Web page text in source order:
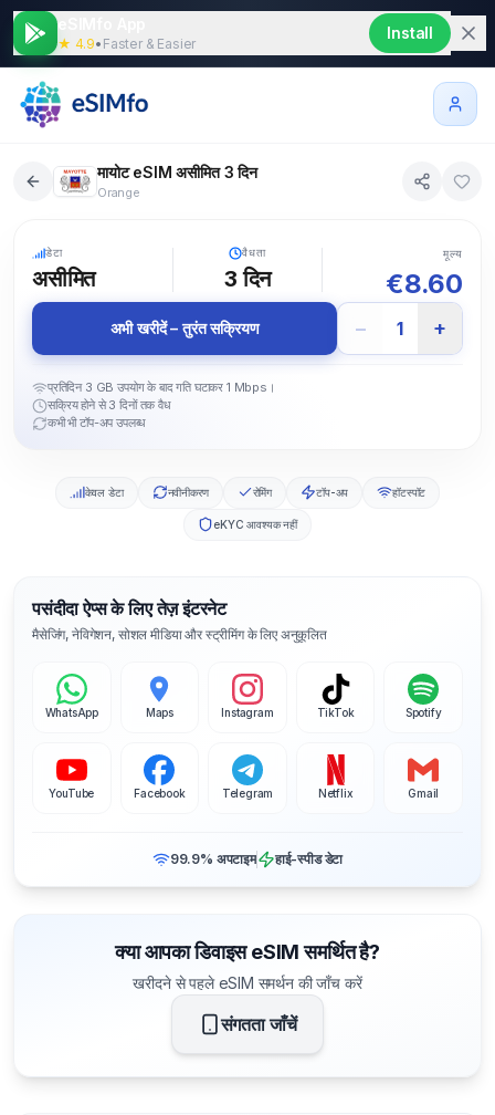
★ 4.9• Faster & Easier
Install
मायोट eSIM असीमित 3 दिन
Orange
डेटा
असीमित
वैधता
3 दिन
मूल्य
€8.60
अभी खरीदें – तुरंत सक्रियण − 1 +
प्रतिदिन 3 GB उपयोग के बाद गति घटाकर 1 Mbps।
सक्रिय होने से 3 दिनों तक वैध
कभी भी टॉप-अप उपलब्ध
केवल डेटा नवीनीकरण रोमिंग टॉप-अप हॉटस्पॉट
eKYC आवश्यक नहीं
पसंदीदा ऐप्स के लिए तेज़ इंटरनेट
मैसेजिंग, नेविगेशन, सोशल मीडिया और स्ट्रीमिंग के लिए अनुकूलित
WhatsApp Maps Instagram TikTok Spotify
YouTube Facebook Telegram Netflix Gmail
99.9% अपटाइम हाई-स्पीड डेटा
क्या आपका डिवाइस eSIM समर्थित है?
खरीदने से पहले eSIM समर्थन की जाँच करें
संगतता जाँचें